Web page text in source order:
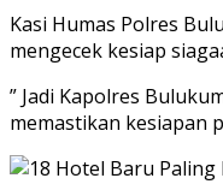
Kasi Humas Polres
mengecek kesiap
” Jadi Kapolres
memastikan kesiapan